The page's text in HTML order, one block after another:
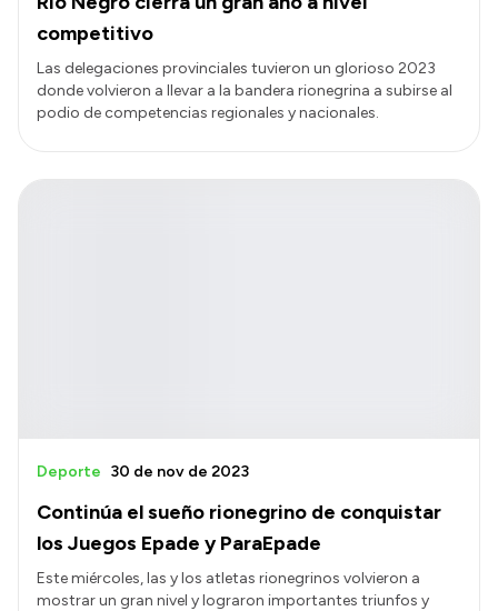
competitivo
Las delegaciones provinciales tuvieron un glorioso 2023
donde volvieron a llevar a la bandera rionegrina a subirse al
podio de competencias regionales y nacionales.
Continúa el sueño rionegrino de conquistar
los Juegos Epade y ParaEpade
Deporte 30 de nov de 2023
Este miércoles, las y los atletas rionegrinos volvieron a
mostrar un gran nivel y lograron importantes triunfos y